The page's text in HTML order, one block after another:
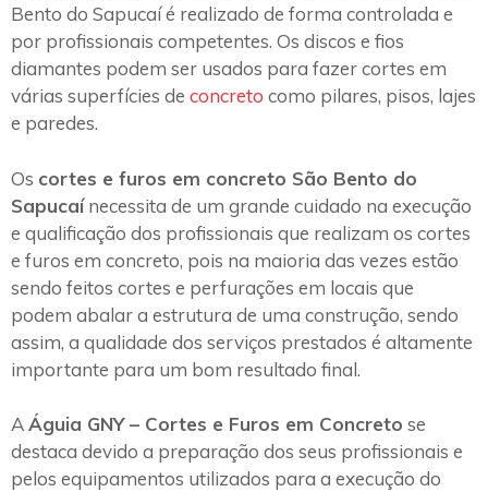
Bento do Sapucaí é realizado de forma controlada e
por profissionais competentes. Os discos e fios
diamantes podem ser usados para fazer cortes em
várias superfícies de concreto como pilares, pisos, lajes
e paredes.
Os cortes e furos em concreto São Bento do
Sapucaínecessita de um grande cuidado na execução
e qualificação dos profissionais que realizam os cortes
e furos em concreto, pois na maioria das vezes estão
sendo feitos cortes e perfurações em locais que
podem abalar a estrutura de uma construção, sendo
assim, a qualidade dos serviços prestados é altamente
importante para um bom resultado final.
AÁguia GNY – Cortes e Furos em Concreto se
destaca devido a preparação dos seus profissionais e
pelos equipamentos utilizados para a execução do